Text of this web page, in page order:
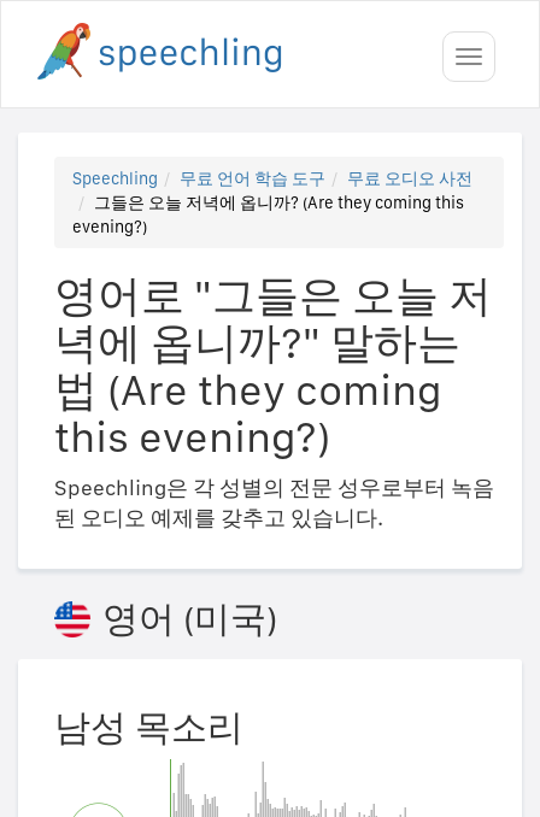
Toggle
Speechling 무료 언어 학습 도구
무료 오디오 사전
그들은 오늘 저녁에 옵니까? (Are they coming this
evening?)
영어로 "그들은 오늘 저
녁에 옵니까?" 말하는
법 (Are they coming
this evening?)
Speechling은 각 성별의 전문 성우로부터 녹음
된 오디오 예제를 갖추고 있습니다.
영어 (미국)
남성 목소리